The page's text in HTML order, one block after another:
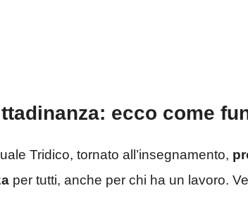
ecco come
Tridico, tornato all’insegnamento,
per tutti, anche per chi ha un lavoro.